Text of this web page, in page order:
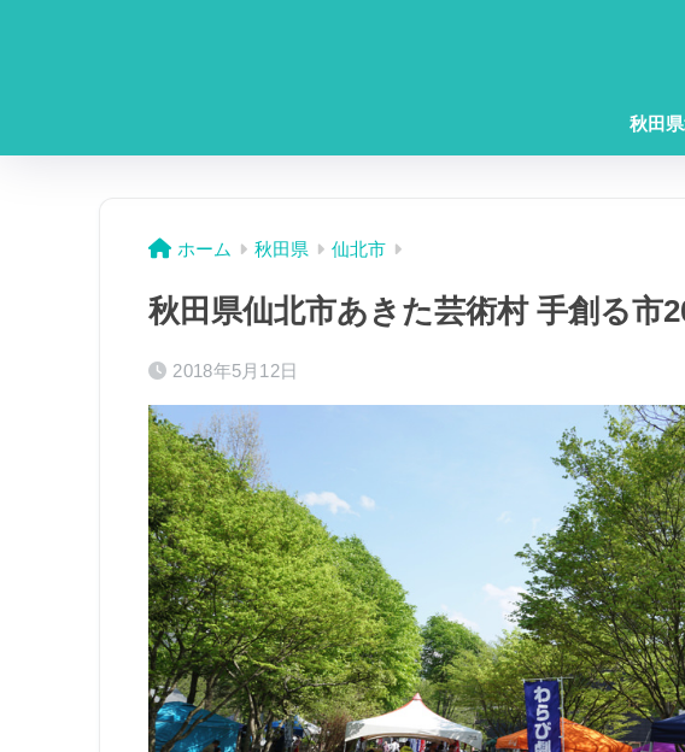
秋田
ホーム 秋田県 仙北市
秋田県仙北市あきた芸術村 手創る市
2018年5月12日